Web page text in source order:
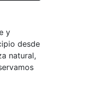
y
desde
natural,